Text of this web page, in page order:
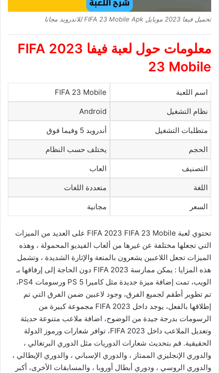
تحميل فيفا 2023 موبايل FIFA 23 Mobile Apk للاندرويد مجانا
معلومات حول لعبة فيفا 2023
FIFA
23 Mobile
اسم اللعبة FIFA 23 Mobile
نظام التشغيل Android
متطلبات التشغيل أندرويد 5 وفيما فوق
الحجم يختلف حسب النظام
التصنيف العاب
اللغة متعددة اللغات
السعر مجانية
تحتوي لعبة FIFA 2023 FIFA 23 Mobile على العديد من الميزات
التي تجعلها مختلفة عن غيرها من ألعاب الفيديو المحمولة ، وهذه
الميزات تجعل اللاعبين يشعرون بالمتعة والإثارة الشديدة ، وتشمل
هذه المزايا : يمكن ممارسة FIFA 2023 دون الحاجة إلى إرفاقها بـ
الويب، تمت إضافة ميزة جديدة مثل كاميرا PS 5 ورسومات PS4،
تم تطوير أطقم لجميع الفرق، وجود لاعبين ضمن الفرق التي تم
إطلاقها بالفعل، يوجد داخل FIFA 2023 مجموعة كبيرة من
الرسومات بدرجة جيدة من الوضوح، اضافة ملاعب متنوعة حديثة
وتعديل الملاعب داخل FIFA 2023، توافر شعارات ورموز الدولة
الحقيقية. قم بتحديث شعارات الدوريات مثل الدوري البرتغالي ،
والدوري الإنجليزي الممتاز ، والدوري الإسباني ، والدوري الإيطالي ،
والدوري الروسي ، ودوري أبطال أوروبا ، والمسابقات الأخرى، أكبر